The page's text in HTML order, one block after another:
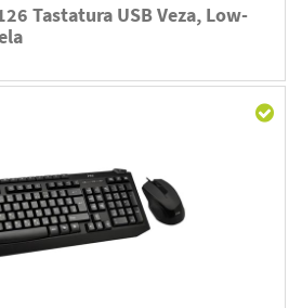
Tastatura USB Veza, Low-